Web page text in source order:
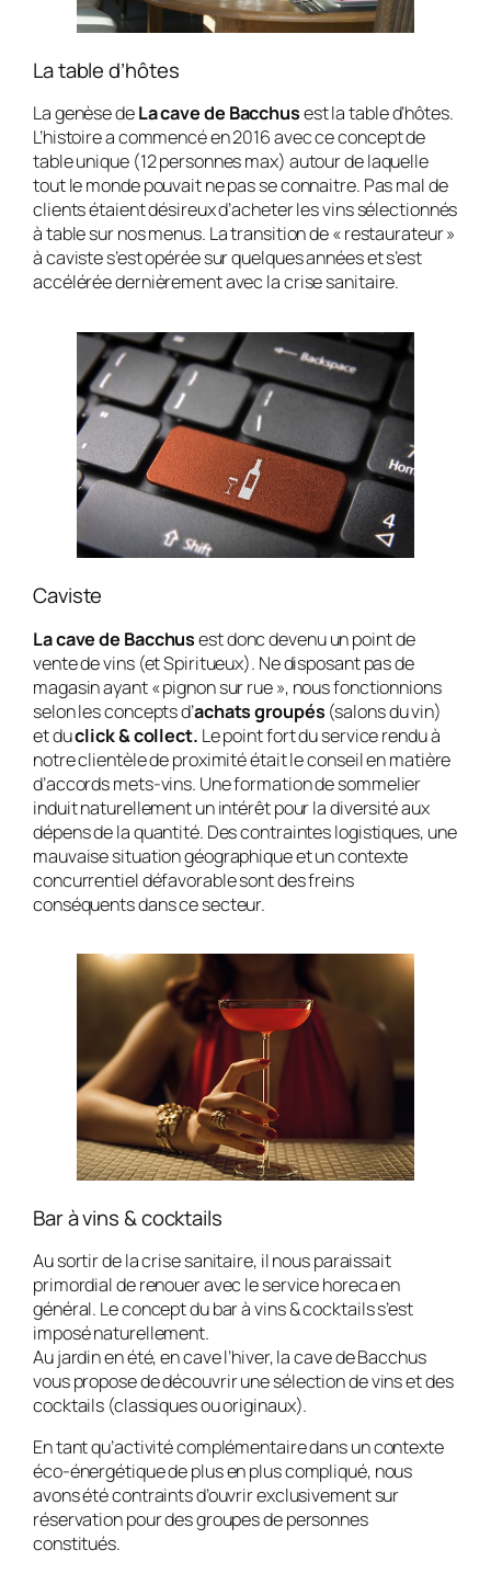
La table d’hôtes
La genèse deLa cave de Bacchusest la table d’hôtes.
L’histoire a commencé en 2016 avec ce concept de
table unique (12 personnes max) autour de laquelle
tout le monde pouvait ne pas se connaitre. Pas mal de
clients étaient désireux d’acheter les vins sélectionnés
à table sur nos menus. La transition de « restaurateur »
à caviste s’est opérée sur quelques années et s’est
accélérée dernièrement avec la crise sanitaire.
Caviste
La cave de Bacchusest donc devenu un point de
vente de vins (et Spiritueux). Ne disposant pas de
magasin ayant « pignon sur rue », nous fonctionnions
selon les concepts d’achats groupés (salons du vin)
et duclick & collect. Le point fort du service rendu à
notre clientèle de proximité était le conseil en matière
d’accords mets-vins. Une formation de sommelier
induit naturellement un intérêt pour la diversité aux
dépens de la quantité. Des contraintes logistiques, une
mauvaise situation géographique et un contexte
concurrentiel défavorable sont des freins
conséquents dans ce secteur.
Bar à vins & cocktails
Au sortir de la crise sanitaire, il nous paraissait
primordial de renouer avec le service horeca en
général. Le concept du bar à vins & cocktails s’est
imposé naturellement.
Au jardin en été, en cave l’hiver, la cave de Bacchus
vous propose de découvrir une sélection de vins et des
cocktails (classiques ou originaux).
En tant qu’activité complémentaire dans un contexte
éco-énergétique de plus en plus compliqué, nous
avons été contraints d’ouvrir exclusivement sur
réservation pour des groupes de personnes
constitués.